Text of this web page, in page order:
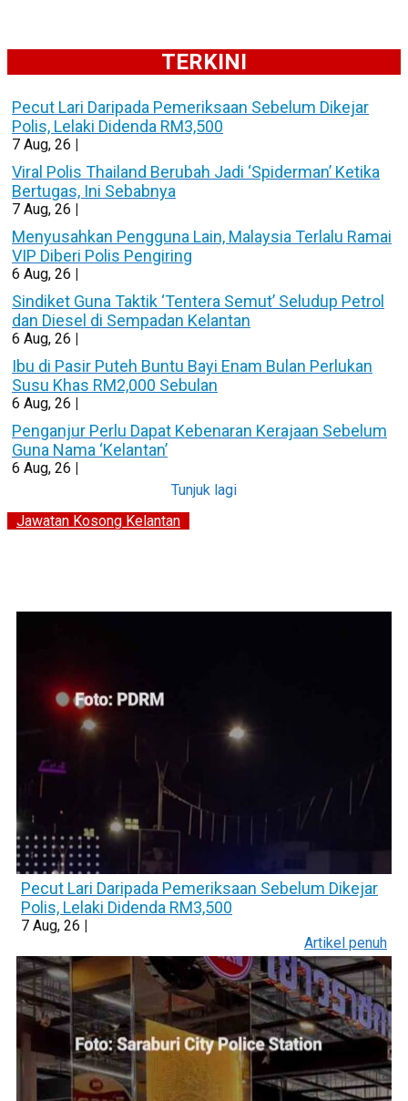
TERKINI
Pecut Lari Daripada Pemeriksaan Sebelum Dikejar
Polis, Lelaki Didenda RM3,500
7 Aug, 26 |
Viral Polis Thailand Berubah Jadi ‘Spiderman’ Ketika
Bertugas, Ini Sebabnya
7 Aug, 26 |
Menyusahkan Pengguna Lain, Malaysia Terlalu Ramai
VIP Diberi Polis Pengiring
6 Aug, 26 |
Sindiket Guna Taktik ‘Tentera Semut’ Seludup Petrol
dan Diesel di Sempadan Kelantan
6 Aug, 26 |
Ibu di Pasir Puteh Buntu Bayi Enam Bulan Perlukan
Susu Khas RM2,000 Sebulan
6 Aug, 26 |
Penganjur Perlu Dapat Kebenaran Kerajaan Sebelum
Guna Nama ‘Kelantan’
6 Aug, 26 |
Tunjuk lagi
Jawatan Kosong Kelantan
Pecut Lari Daripada Pemeriksaan Sebelum Dikejar
Polis, Lelaki Didenda RM3,500
7 Aug, 26
Artikel penuh